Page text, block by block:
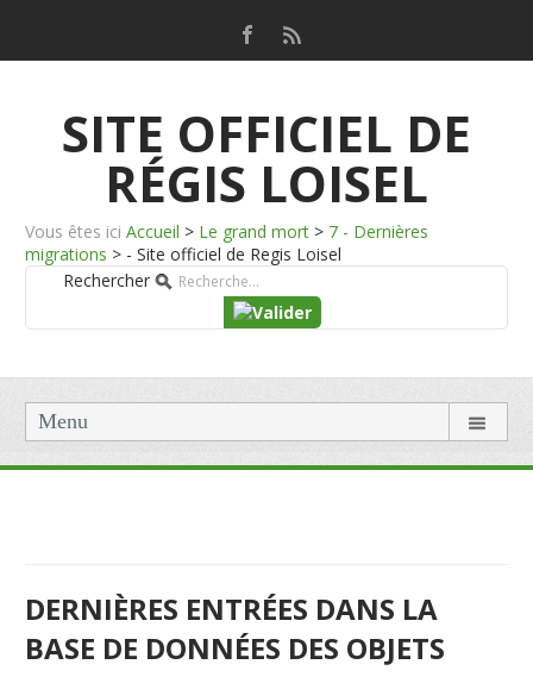
SITE OFFICIEL DE
RÉGIS LOISEL
Vous êtes ici Accueil > Le grand mort > 7 - Dernières
migrations > - Site officiel de Regis Loisel
Rechercher
Menu
DERNIÈRES ENTRÉES DANS LA
BASE DE DONNÉES DES OBJETS